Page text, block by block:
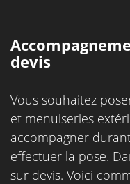
devis
Vous souhaitez
et menuiseries
accompagner
effectuer la pose.
sur devis. Voici